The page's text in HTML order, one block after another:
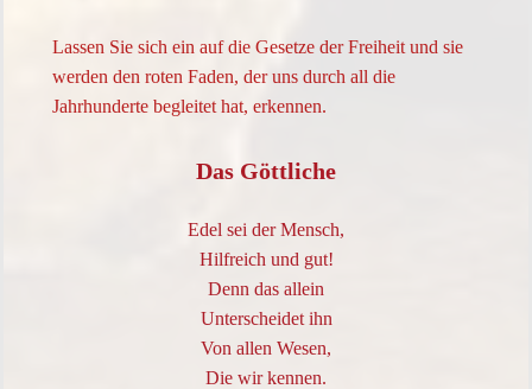
Lassen Sie sich ein auf die Gesetze der Freiheit und sie
werden den roten Faden, der uns durch all die
Jahrhunderte begleitet hat, erkennen.
Das Göttliche
Edel sei der Mensch,
Hilfreich und gut!
Denn das allein
Unterscheidet ihn
Von allen Wesen,
Die wir kennen.